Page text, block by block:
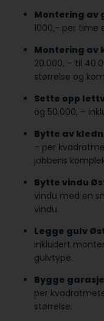
Montering av
1000,- per time
Montering av
20.000, – til
størrelse og
Sette opp
og 50.000, –
Bytte av
– per
jobbens
Bytte vindu
vindu med en
vindu.
Legge gulv
inkludert
gulvtype.
Bygge
per
størrelse.